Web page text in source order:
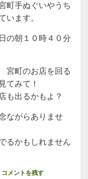
町手ぬぐいやうち
います。
の朝１０時４０分
宮町のお店を回る
みて！
も出るかもよ？
ながらありませ
かもしれません
コメントを残す